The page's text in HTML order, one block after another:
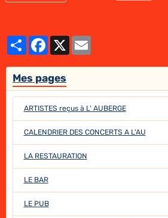
PartagerFacebook
X
Mes pages
ARTISTES reçus à L' AUBERGE
CALENDRIER DES CONCERTS A L'AU
LA RESTAURATION
LE BAR
LE PUB